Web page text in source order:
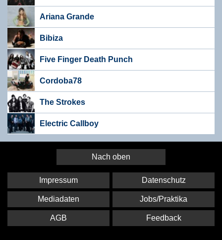
Ariana Grande
Bibiza
Five Finger Death Punch
Cordoba78
The Strokes
Electric Callboy
Nach oben
Impressum Datenschutz
Mediadaten Jobs/Praktika
AGB Feedback